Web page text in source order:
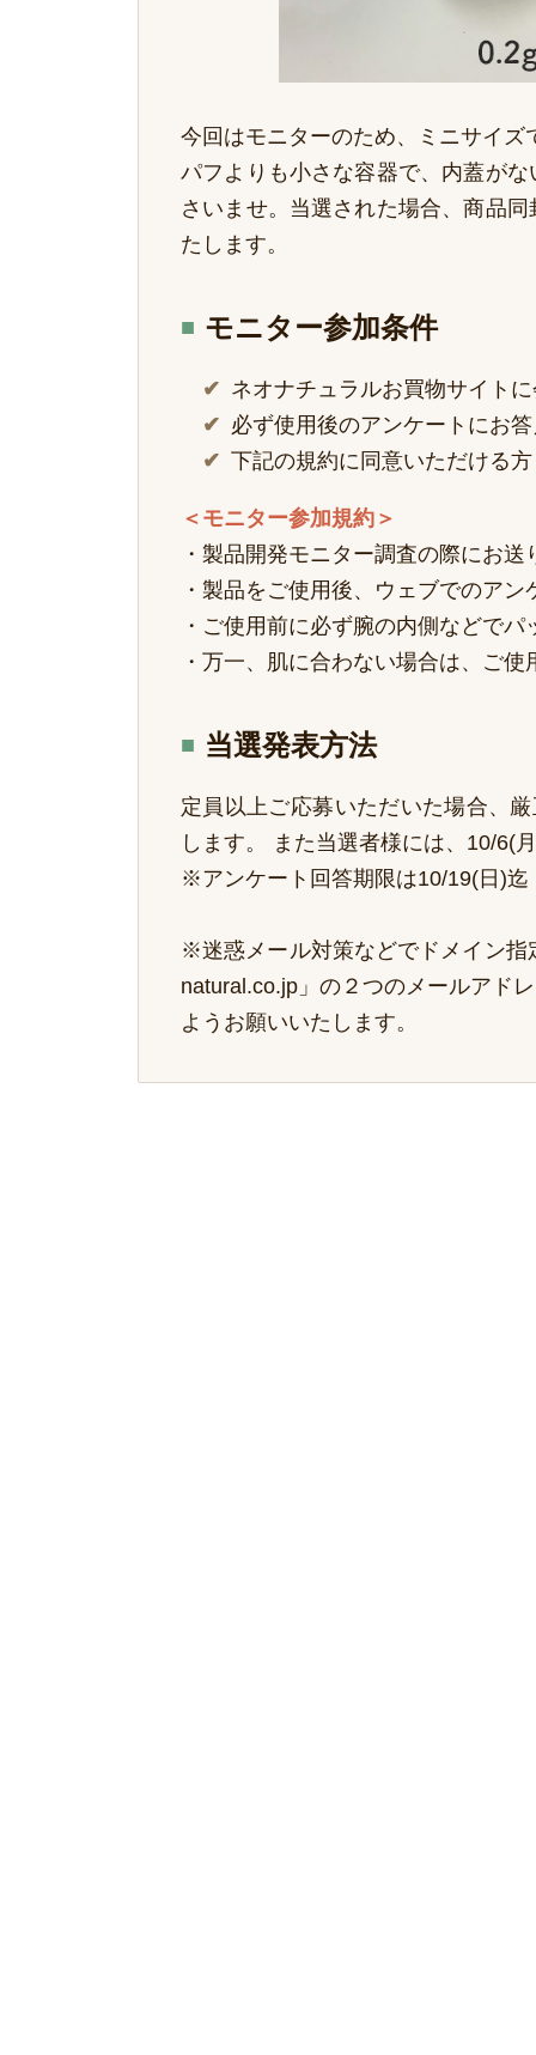
今回はモニターのため、ミニサイズ
パフよりも小さな容器で、内蓋が
さいませ。当選された場合、商品
たします。
モニター参加条件
ネオナチュラルお買物サイト
必ず使用後のアンケートにお
下記の規約に同意いただける方
＜モニター参加規約＞
・製品開発モニター調査の際にお
・製品をご使用後、ウェブでのア
・ご使用前に必ず腕の内側などで
・万一、肌に合わない場合は、ご
当選発表方法
定員以上ご応募いただいた場合、
します。 また当選者様には、10/6(
※アンケート回答期限は10/19(日)迄
※迷惑メール対策などでドメイン指
natural.co.jp」の２つのメールアド
ようお願いいたします。